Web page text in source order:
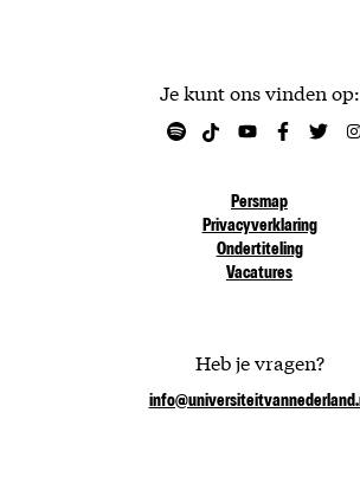
Je kunt ons vinden op:
Persmap
Privacyverklaring
Ondertiteling
Vacatures
Heb je vragen?